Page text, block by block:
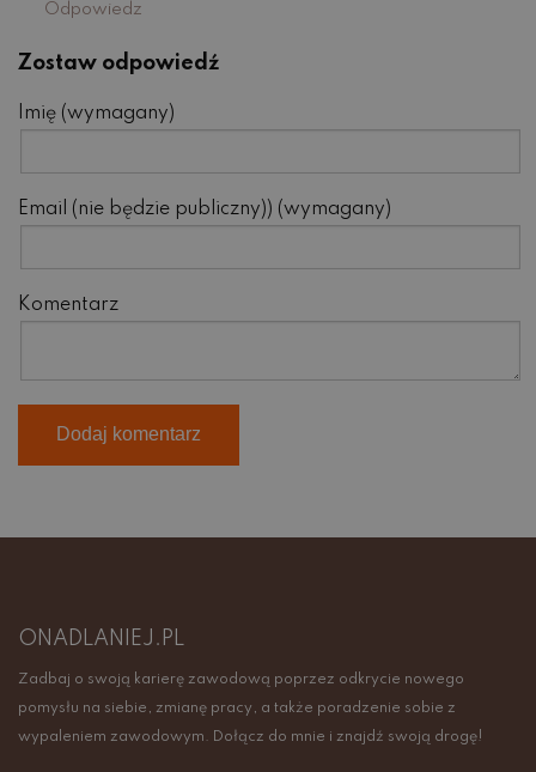
Odpowiedz
Zostaw odpowiedź
Imię (wymagany)
Email (nie będzie publiczny)) (wymagany)
Komentarz
ONADLANIEJ.PL
Zadbaj o swoją karierę zawodową poprzez odkrycie nowego
pomysłu na siebie, zmianę pracy, a także poradzenie sobie z
wypaleniem zawodowym. Dołącz do mnie i znajdź swoją drogę!